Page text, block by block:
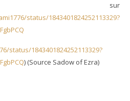
sur
status/1843401824252113329?
status/1843401824252113329?
) (Source Sadow of Ezra)